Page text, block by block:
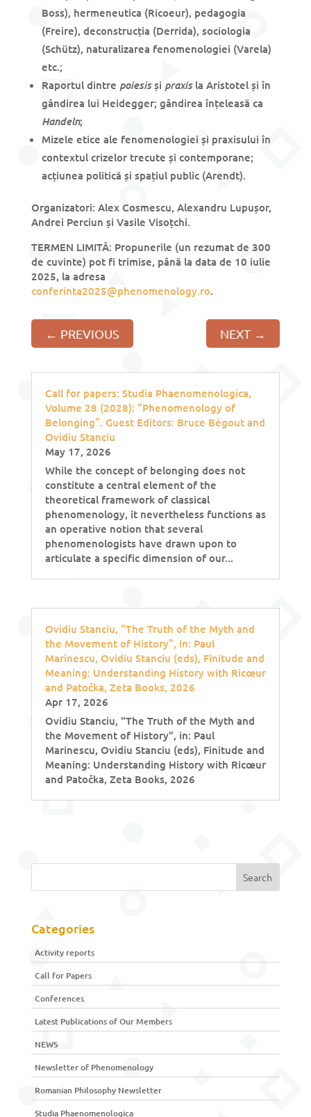
Boss), hermeneutica (Ricoeur), pedagogia
(Freire), deconstrucția (Derrida), sociologia
(Schütz), naturalizarea fenomenologiei (Varela)
etc.;
Raportul dintre poiesisși praxis la Aristotel și în
gândirea lui Heidegger; gândirea înțeleasă ca
Handeln;
Mizele etice ale fenomenologiei și praxisului în
contextul crizelor trecute și contemporane;
acțiunea politică și spațiul public (Arendt).
Organizatori: Alex Cosmescu, Alexandru Lupușor,
Andrei Perciun și Vasile Visoțchi.
TERMEN LIMITĂ: Propunerile (un rezumat de 300
de cuvinte) pot fi trimise, până la data de 10 iulie
2025, la adresa
conferinta2025@phenomenology.ro.
← PREVIOUS NEXT →
Call for papers: Studia Phaenomenologica,
Volume 28 (2028): “Phenomenology of
Belonging”. Guest Editors: Bruce Bégout and
Ovidiu Stanciu
May 17, 2026
While the concept of belonging does not
constitute a central element of the
theoretical framework of classical
phenomenology, it nevertheless functions as
an operative notion that several
phenomenologists have drawn upon to
articulate a specific dimension of our...
Ovidiu Stanciu, “The Truth of the Myth and
the Movement of History”, in: Paul
Marinescu, Ovidiu Stanciu (eds), Finitude and
Meaning: Understanding History with Ricœur
and Patočka, Zeta Books, 2026
Apr 17, 2026
Ovidiu Stanciu, "The Truth of the Myth and
the Movement of History", in: Paul
Marinescu, Ovidiu Stanciu (eds), Finitude and
Meaning: Understanding History with Ricœur
and Patočka, Zeta Books, 2026
Categories
Activity reports
Call for Papers
Conferences
Latest Publications of Our Members
NEWS
Newsletter of Phenomenology
Romanian Philosophy Newsletter
Studia Phaenomenologica